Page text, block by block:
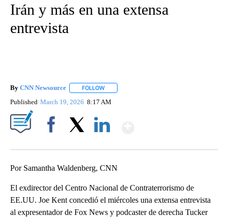
Irán y más en una extensa
entrevista
By CNN Newsource FOLLOW
Published March 19, 2026 8:17 AM
Por Samantha Waldenberg, CNN
El exdirector del Centro Nacional de Contraterrorismo de
EE.UU. Joe Kent concedió el miércoles una extensa entrevista
al expresentador de Fox News y podcaster de derecha Tucker